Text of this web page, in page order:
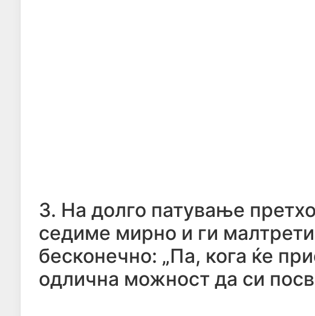
3. На долго патување
седиме мирно и ги
бесконечно: „Па, кога ќе
одлична можност да си